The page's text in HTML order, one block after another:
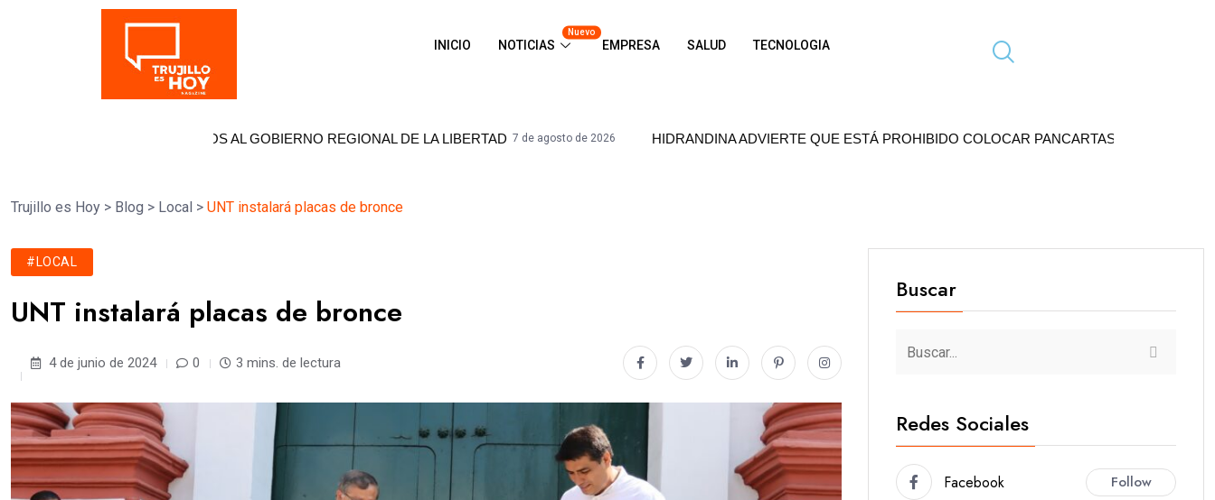
INICIO NOTICIAS
Nuevo
EMPRESA SALUD TECNOLOGIA
PATY BOLAÑOS AL GOBIERNO REGIONAL DE LA LIBERTAD 7 de agosto de 2026 HIDRANDINA ADVIERTE QUE ESTÁ PROHIBIDO COLOCAR PANCARTAS Y PROPAGANDA EN POSTES
Trujillo es Hoy > Blog > Local > UNT instalará placas de bronce
#LOCAL
UNT instalará placas de bronce
4 de junio de 2024 0 3 mins. de lectura
Buscar
Redes Sociales
Facebook Follow